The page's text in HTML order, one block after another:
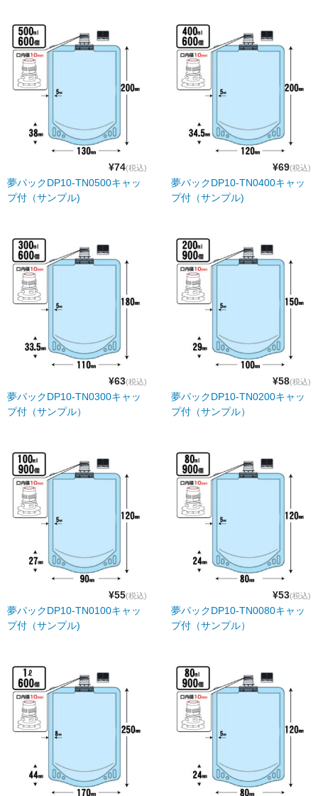
¥74(税込)
夢パックDP10-TN0500キャッ
プ付（サンプル)
¥69(税込)
夢パックDP10-TN0400キャッ
プ付（サンプル)
¥63(税込)
夢パックDP10-TN0300キャッ
プ付（サンプル）
¥58(税込)
夢パックDP10-TN0200キャッ
プ付（サンプル）
¥55(税込)
夢パックDP10-TN0100キャッ
プ付（サンプル)
¥53(税込)
夢パックDP10-TN0080キャッ
プ付（サンプル）